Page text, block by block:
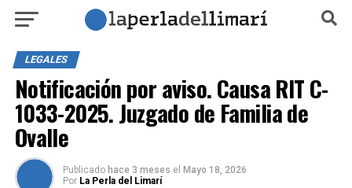
LEGALES
Notificación por aviso. Causa RIT C-
1033-2025. Juzgado de Familia de
Ovalle
Publicado hace 3 meses el Mayo 18, 2026
Por La Perla del Limarí